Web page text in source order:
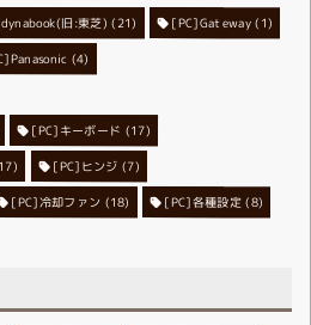
旧:東芝) (21) [PC]Gateway (1)
(4)
[PC]キーボード (17)
[PC]ヒンジ (7)
[PC]冷却ファン (18) [PC]各種設定(8)